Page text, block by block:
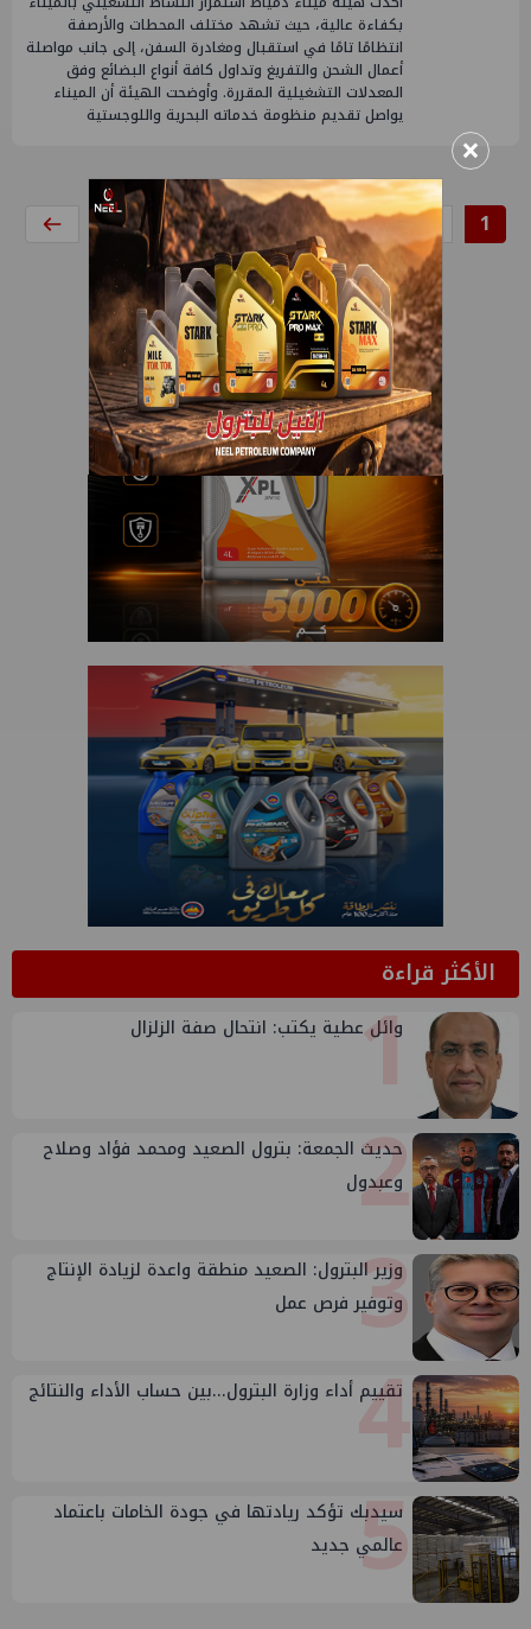
بكفاءة عالية، حيث تشهد مختلف المحطات والأرصفة
انتظامًا تامًا في استقبال ومغادرة السفن، إلى جانب مواصلة
أعمال الشحن والتفريغ وتداول كافة أنواع البضائع وفق
المعدلات التشغيلية المقررة. ​وأوضحت الهيئة أن الميناء
يواصل تقديم منظومة خدماته البحرية واللوجستية
1
2
3
4
5
6
7
8
الأكثر قراءة1
وائل عطية يكتب: انتحال صفة الزلزال
2
حديث الجمعة: بترول الصعيد ومحمد فؤاد وصلاح
وعبدول
3
وزير البترول: الصعيد منطقة واعدة لزيادة الإنتاج
وتوفير فرص عمل
4
تقييم أداء وزارة البترول...بين حساب الأداء والنتائج
5
سيدبك تؤكد ريادتها في جودة الخامات باعتماد
عالمي جديد
×